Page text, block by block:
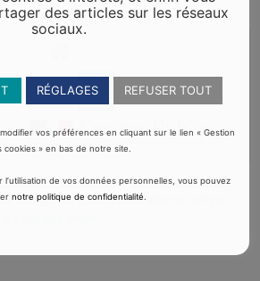
Travail - Formation> Temps de travail
> Congé parental d'éducation à temps
des articles sur les réseaux
sociaux.
RÉGLAGES REFUSER TOUT
vos préférences en cliquant sur le lien « Gestion
cookies » en bas de notre site.
l’utilisation de vos données personnelles, vous pouvez
notre politique de confidentialité.